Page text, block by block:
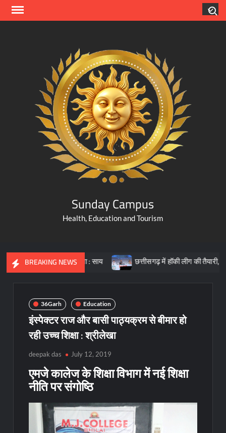
Skip
Sunday Campus
Health, Education and Tourism
BREAKING NEWS
आधारशिला : साय छत्तीसगढ़ में हॉकी लीग की तैयारी, क्रीड़ा
36Garh Education
इंस्पेक्टर राज और बासी पाठ्यक्रम से बीमार हो
रही उच्च शिक्षा : श्रीलेखा
deepak das July 12, 2019
एमजे कालेज के शिक्षा विभाग में नई शिक्षा
नीति पर संगोष्ठि